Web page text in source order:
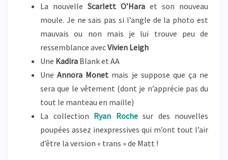
La nouvelle Scarlett O’Hara et son nouveau
moule. Je ne sais pas si l’angle de la photo est
mauvais ou non mais je lui trouve peu de
ressemblance avecVivien Leigh
Une Kadira Blank et AA
UneAnnora Monet mais je suppose que ça ne
sera que le vêtement (dont je n’apprécie pas du
tout le manteau en maille)
La collection Ryan Rochesur des nouvelles
poupées assez inexpressives qui m’ont tout l’air
d’être la version « trans » de Matt !